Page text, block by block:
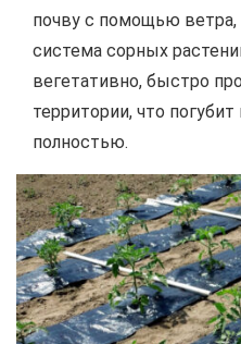
почву с помощью
система сорных
вегетативно, быстро
территории, что
полностью.